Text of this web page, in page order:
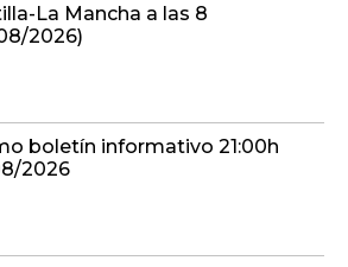
La Mancha a las 8
2026)
boletín informativo 21:00h
2026